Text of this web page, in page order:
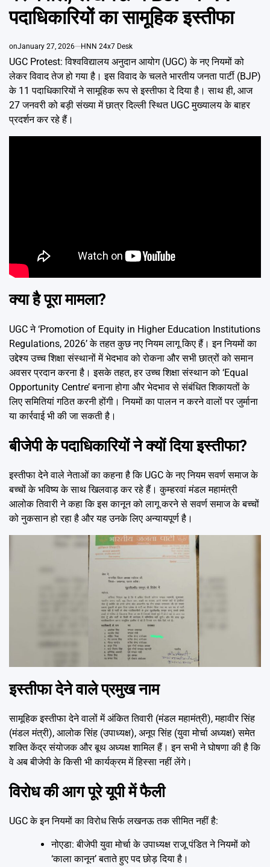
पदाधिकारियों का सामूहिक इस्तीफा
onJanuary 27, 2026 HNN 24x7 Desk
UGC Protest: विश्वविद्यालय अनुदान आयोग (UGC) के नए नियमों को
लेकर विवाद तेज हो गया है। इस विवाद के चलते भारतीय जनता पार्टी (BJP)
के 11 पदाधिकारियों ने सामूहिक रूप से इस्तीफा दे दिया है। साथ ही, आज
27 जनवरी को बड़ी संख्या में छात्र दिल्ली स्थित UGC मुख्यालय के बाहर
प्रदर्शन कर रहे हैं।
क्या है पूरा मामला?
UGC ने ‘Promotion of Equity in Higher Education Institutions
Regulations, 2026’ के तहत कुछ नए नियम लागू किए हैं। इन नियमों का
उद्देश्य उच्च शिक्षा संस्थानों में भेदभाव को रोकना और सभी छात्रों को समान
अवसर प्रदान करना है। इसके तहत, हर उच्च शिक्षा संस्थान को ‘Equal
Opportunity Centre’ बनाना होगा और भेदभाव से संबंधित शिकायतों के
लिए समितियां गठित करनी होंगी। नियमों का पालन न करने वालों पर जुर्माना
या कार्रवाई भी की जा सकती है।
बीजेपी के पदाधिकारियों ने क्यों दिया इस्तीफा?
इस्तीफा देने वाले नेताओं का कहना है कि UGC के नए नियम सवर्ण समाज के
बच्चों के भविष्य के साथ खिलवाड़ कर रहे हैं। कुम्हरवां मंडल महामंत्री
आलोक तिवारी ने कहा कि इस कानून को लागू करने से सवर्ण समाज के बच्चों
को नुकसान हो रहा है और यह उनके लिए अन्यायपूर्ण है।
इस्तीफा देने वाले प्रमुख नाम
सामूहिक इस्तीफा देने वालों में अंकित तिवारी (मंडल महामंत्री), महावीर सिंह
(मंडल मंत्री), आलोक सिंह (उपाध्यक्ष), अनूप सिंह (युवा मोर्चा अध्यक्ष) समेत
शक्ति केंद्र संयोजक और बूथ अध्यक्ष शामिल हैं। इन सभी ने घोषणा की है कि
वे अब बीजेपी के किसी भी कार्यक्रम में हिस्सा नहीं लेंगे।
विरोध की आग पूरे यूपी में फैली
UGC के इन नियमों का विरोध सिर्फ लखनऊ तक सीमित नहीं है:
नोएडा: बीजेपी युवा मोर्चा के उपाध्यक्ष राजू पंडित ने नियमों को
‘काला कानून’ बताते हुए पद छोड़ दिया है।